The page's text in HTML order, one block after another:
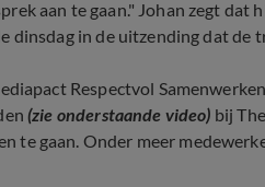
aan te gaan." Johan zegt
dinsdag in de uitzending dat de
Respectvol
(zie onderstaande video) bij
te gaan. Onder meer
The Voice afgerond